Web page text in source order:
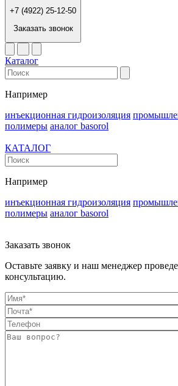
+7 (4922) 25-12-50
Заказать звонок
Каталог
Например
инъекционная гидроизоляция
полимеры аналог basorol
КАТАЛОГ
Например
инъекционная гидроизоляция
полимеры аналог basorol
Заказать звонок
Оставьте заявку и наш менеджер
консультацию.